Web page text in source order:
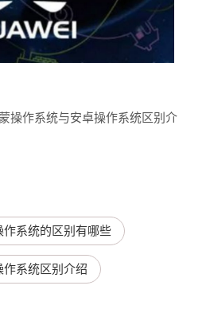
操作系统与安卓操作系统区别介
系统的区别有哪些
系统区别介绍